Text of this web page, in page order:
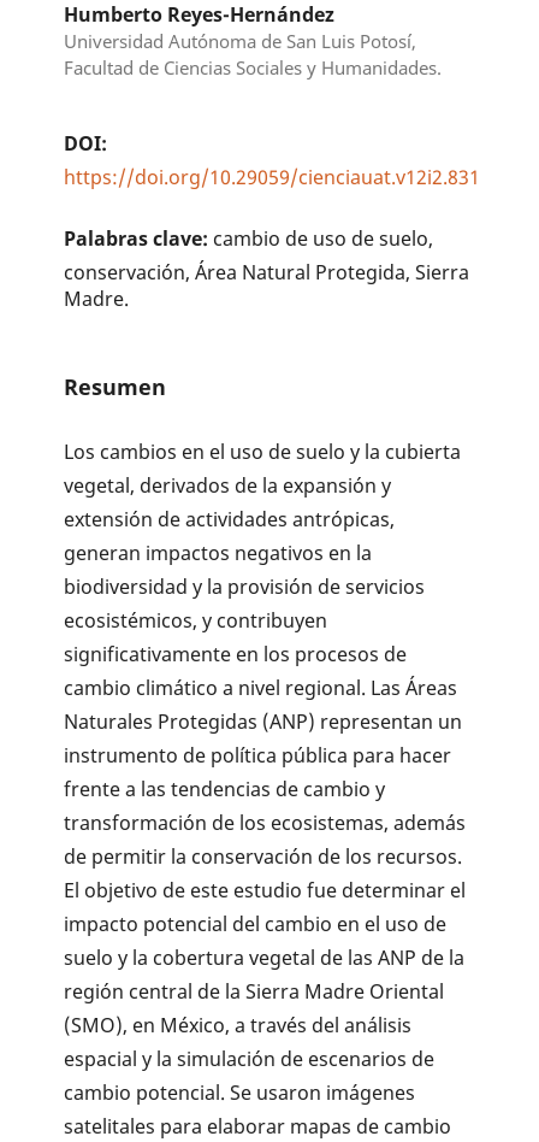
Humberto Reyes-Hernández
Universidad Autónoma de San Luis Potosí,
Facultad de Ciencias Sociales y Humanidades.
DOI:
https://doi.org/10.29059/cienciauat.v12i2.831
Palabras clave: cambio de uso de suelo,
conservación, Área Natural Protegida, Sierra
Madre.
Resumen
Los cambios en el uso de suelo y la cubierta
vegetal, derivados de la expansión y
extensión de actividades antrópicas,
generan impactos negativos en la
biodiversidad y la provisión de servicios
ecosistémicos, y contribuyen
significativamente en los procesos de
cambio climático a nivel regional. Las Áreas
Naturales Protegidas (ANP) representan un
instrumento de política pública para hacer
frente a las tendencias de cambio y
transformación de los ecosistemas, además
de permitir la conservación de los recursos.
El objetivo de este estudio fue determinar el
impacto potencial del cambio en el uso de
suelo y la cobertura vegetal de las ANP de la
región central de la Sierra Madre Oriental
(SMO), en México, a través del análisis
espacial y la simulación de escenarios de
cambio potencial. Se usaron imágenes
satelitales para elaborar mapas de cambio